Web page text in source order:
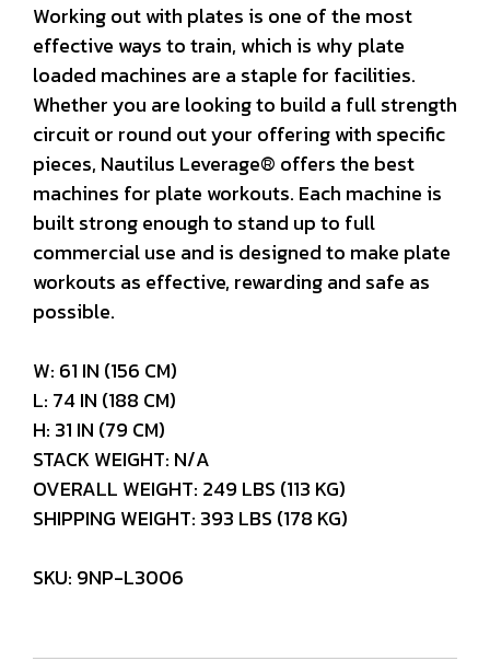
Working out with plates is one of the most
effective ways to train, which is why plate
loaded machines are a staple for facilities.
Whether you are looking to build a full strength
circuit or round out your offering with specific
pieces, Nautilus Leverage® offers the best
machines for plate workouts. Each machine is
built strong enough to stand up to full
commercial use and is designed to make plate
workouts as effective, rewarding and safe as
possible.
W: 61 IN (156 CM)
L: 74 IN (188 CM)
H: 31 IN (79 CM)
STACK WEIGHT: N/A
OVERALL WEIGHT: 249 LBS (113 KG)
SHIPPING WEIGHT: 393 LBS (178 KG)
SKU: 9NP-L3006